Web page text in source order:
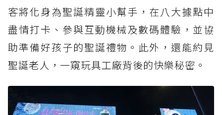
客將化身為聖誕精靈小幫手，在八大據點中
盡情打卡、參與互動機械及數碼體驗，並協
助準備好孩子的聖誕禮物。此外，還能約見
聖誕老人，一窺玩具工廠背後的快樂秘密。